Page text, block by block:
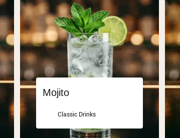
Mojito
Classic Drinks